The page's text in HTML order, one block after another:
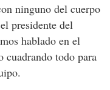
ninguno del cuerpo
presidente del
hablado en el
cuadrando todo para